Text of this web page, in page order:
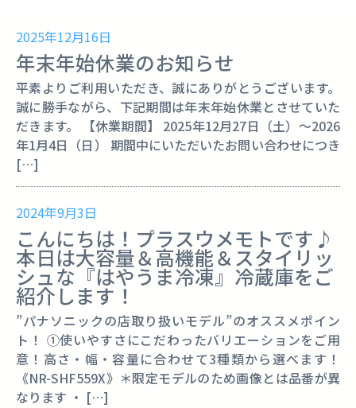
2025年12月16日
年末年始休業のお知らせ
平素よりご利用いただき、誠にありがとうございます。
誠に勝手ながら、下記期間は年末年始休業とさせていた
だきます。 【休業期間】 2025年12月27日（土）～2026
年1月4日（日） 期間中にいただいたお問い合わせにつき
[…]
2024年9月3日
こんにちは！プラスウメモトです♪
本日は大容量＆高機能＆スタイリッ
シュな『はやうま冷凍』冷蔵庫をご
紹介します！
”パナソニックの店取り扱いモデル”のオススメポイン
ト！ ①使いやすさにこだわったバリエーションをご用
意！高さ・幅・容量に合わせて3種類から選べます！
《NR-SHF559X》＊限定モデルのため画像とは品番が異
なります ・ […]